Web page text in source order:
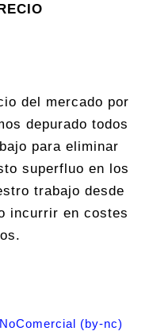
del mercado por
depurado todos
para eliminar
superfluo en los
trabajo desde
incurrir en costes
(by-nc)